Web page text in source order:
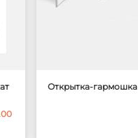
Открытка-гармошка